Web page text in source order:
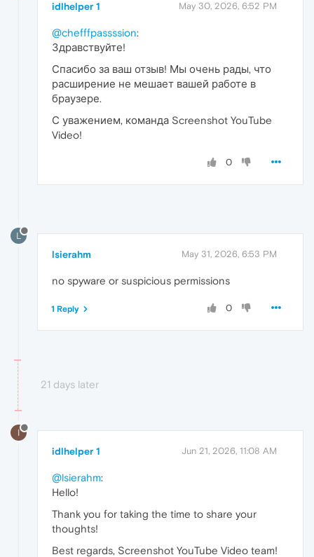
idlhelper 1 May 30, 2026, 6:52 PM
@chefffpassssion:
Здравствуйте!
Спасибо за ваш отзыв! Мы очень рады, что
расширение не мешает вашей работе в
браузере.
С уважением, команда Screenshot YouTube
Video!
0
L
lsierahm May 31, 2026, 6:53 PM
no spyware or suspicious permissions
0
1 Reply
21 days later
I
idlhelper 1 Jun 21, 2026, 11:08 AM
@lsierahm:
Hello!
Thank you for taking the time to share your
thoughts!
Best regards, Screenshot YouTube Video team!